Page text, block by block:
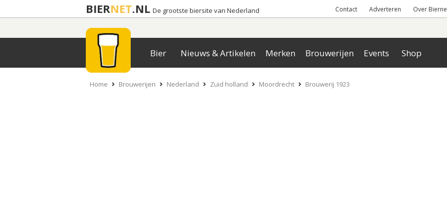
BIERNET.NL De grootste biersite van Nederland Contact Adverteren Over
Bier Nieuws & Artikelen Merken Brouwerijen Events Shop
Home Brouwerijen Nederland Zuid holland Moordrecht Brouwerij 1923